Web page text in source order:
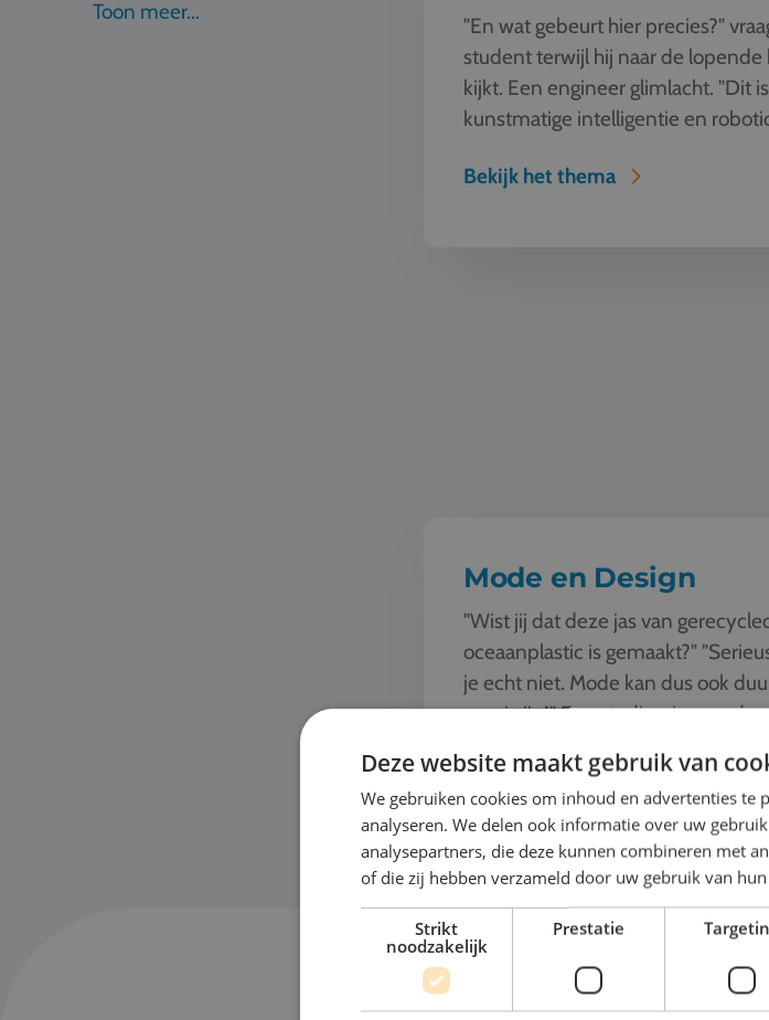
Toon meer...
"En wat gebeurt hier precies?"
student terwijl hij naar de lopende
kijkt. Een engineer glimlacht. "Dit
kunstmatige intelligentie en
Bekijk het thema
Mode en Design
"Wist jij dat deze jas van
oceaanplastic is gemaakt?"
je echt niet. Mode kan dus ook
mooi zijn!" Een studiereis naar de
Bekijk het thema
Deze website maakt gebruik van
We gebruiken cookies om inhoud en advertenties te
analyseren. We delen ook informatie over uw
analysepartners, die deze kunnen combineren met
of die zij hebben verzameld door uw gebruik van
Strikt
noodzakelijk
Prestatie